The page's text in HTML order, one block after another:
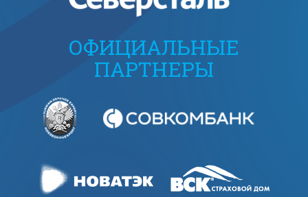
ОФИЦИАЛЬНЫЕ
ПАРТНЕРЫ